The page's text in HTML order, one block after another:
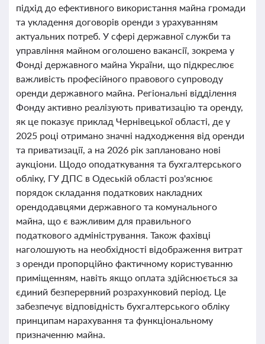
підхід до ефективного використання майна громади
та укладення договорів оренди з урахуванням
актуальних потреб. У сфері державної служби та
управління майном оголошено вакансії, зокрема у
Фонді державного майна України, що підкреслює
важливість професійного правового супроводу
оренди державного майна. Регіональні відділення
Фонду активно реалізують приватизацію та оренду,
як це показує приклад Чернівецької області, де у
2025 році отримано значні надходження від оренди
та приватизації, а на 2026 рік заплановано нові
аукціони. Щодо оподаткування та бухгалтерського
обліку, ГУ ДПС в Одеській області роз'яснює
порядок складання податкових накладних
орендодавцями державного та комунального
майна, що є важливим для правильного
податкового адміністрування. Також фахівці
наголошують на необхідності відображення витрат
з оренди пропорційно фактичному користуванню
приміщенням, навіть якщо оплата здійснюється за
єдиний безперервний розрахунковий період. Це
забезпечує відповідність бухгалтерського обліку
принципам нарахування та функціональному
призначенню майна.